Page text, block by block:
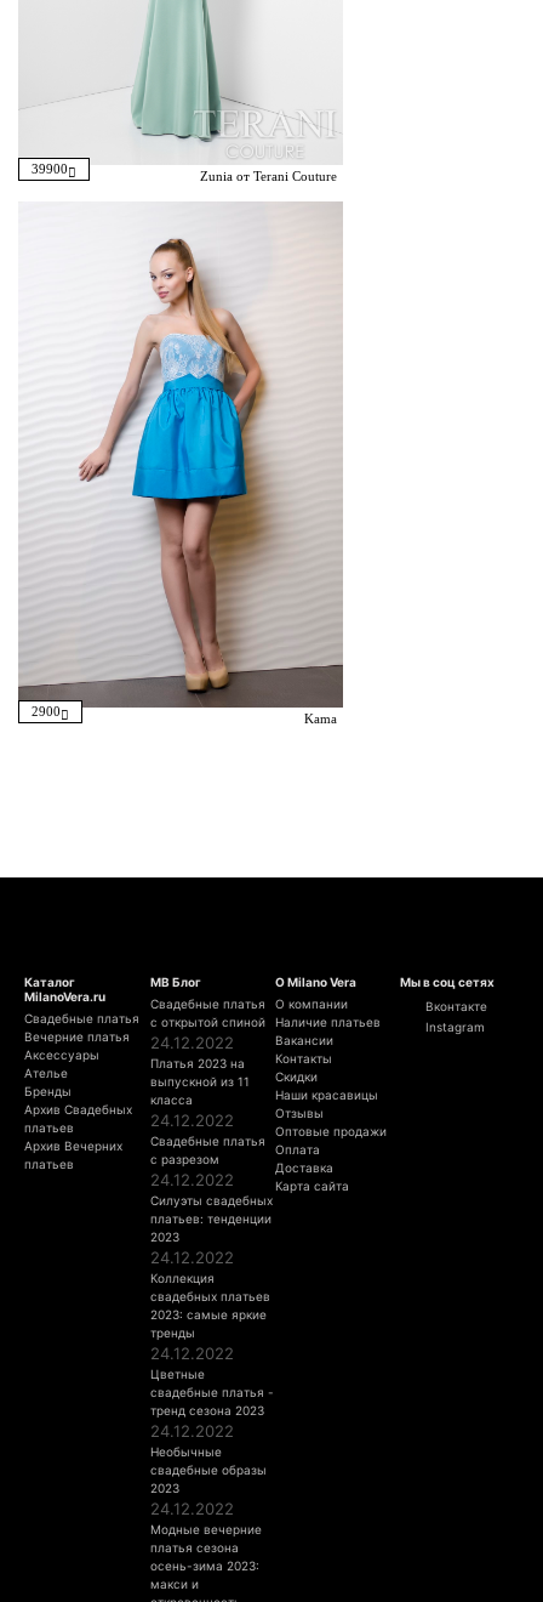
39900 Zunia от Terani Couture
2900 Kama
Каталог
MilanoVera.ru
Свадебные платья
Вечерние платья
Аксессуары
Ателье
Бренды
Архив Свадебных
платьев
Архив Вечерних
платьев
МВ Блог
Свадебные платья
с открытой спиной
24.12.2022
Платья 2023 на
выпускной из 11
класса
24.12.2022
Свадебные платья
с разрезом
24.12.2022
Силуэты свадебных
платьев: тенденции
2023
24.12.2022
Коллекция
свадебных платьев
2023: самые яркие
тренды
24.12.2022
Цветные
свадебные платья -
тренд сезона 2023
24.12.2022
Необычные
свадебные образы
2023
24.12.2022
Модные вечерние
платья сезона
осень-зима 2023:
макси и
О Milano Vera
О компании
Наличие платьев
Вакансии
Контакты
Скидки
Наши красавицы
Отзывы
Оптовые продажи
Оплата
Доставка
Карта сайта
Мы в соц сетях
Вконтакте
Instagram